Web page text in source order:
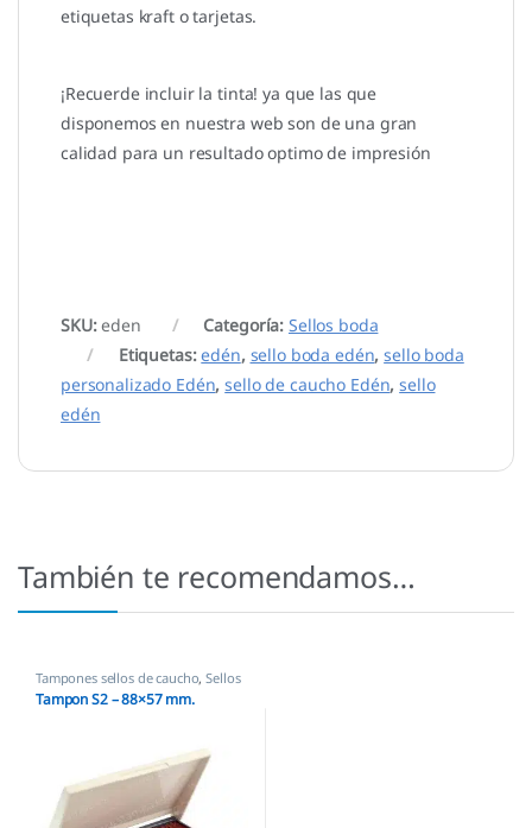
etiquetas kraft o tarjetas.
¡Recuerde incluir la tinta! ya que las que
disponemos en nuestra web son de una gran
calidad para un resultado optimo de impresión
SKU:eden Categoría: Sellos boda
Etiquetas:edén, sello boda edén,sello boda
personalizado Edén,sello de caucho Edén,sello
edén
También te recomendamos…
Tampones sellos de caucho,Sellos
empresas
Tampon S2 – 88×57 mm.